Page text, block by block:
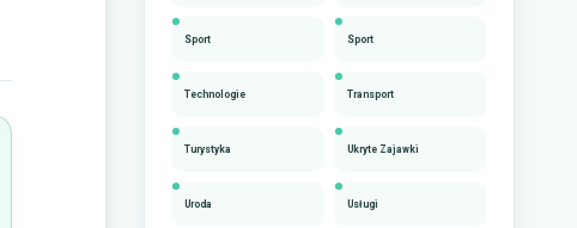
Sport Sport
Technologie Transport
Turystyka Ukryte Zajawki
Uroda Usługi